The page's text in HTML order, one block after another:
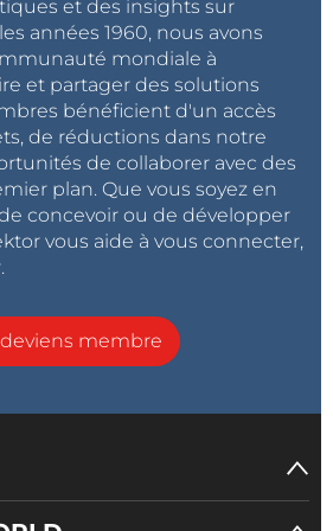
et des insights sur
années 1960, nous avons
mondiale à
et partager des solutions
bénéficient d'un accès
de réductions dans notre
de collaborer avec des
plan. Que vous soyez en
concevoir ou de développer
vous aide à vous connecter,
membre